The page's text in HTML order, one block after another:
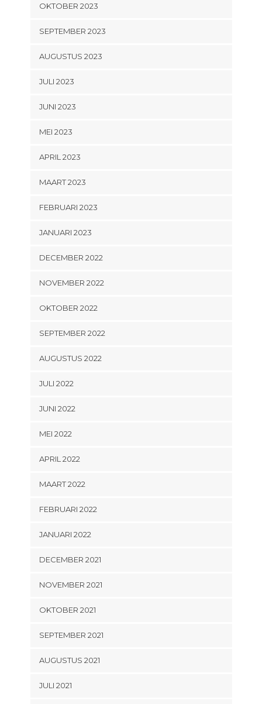
OKTOBER 2023
SEPTEMBER 2023
AUGUSTUS 2023
JULI 2023
JUNI 2023
MEI 2023
APRIL 2023
MAART 2023
FEBRUARI 2023
JANUARI 2023
DECEMBER 2022
NOVEMBER 2022
OKTOBER 2022
SEPTEMBER 2022
AUGUSTUS 2022
JULI 2022
JUNI 2022
MEI 2022
APRIL 2022
MAART 2022
FEBRUARI 2022
JANUARI 2022
DECEMBER 2021
NOVEMBER 2021
OKTOBER 2021
SEPTEMBER 2021
AUGUSTUS 2021
JULI 2021